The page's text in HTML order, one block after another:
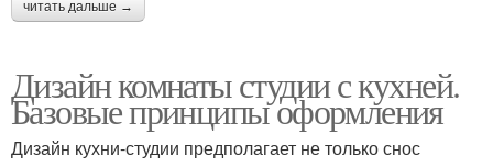
читать дальше →
Дизайн комнаты студии с кухней.
Базовые принципы оформления
Дизайн кухни-студии предполагает не только снос